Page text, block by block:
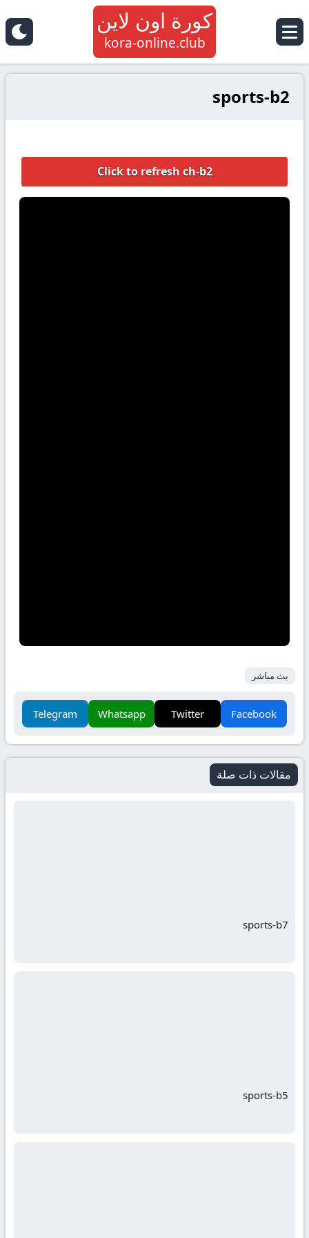
كورة اون لاين
kora-online.club
sports-b2
Click to refresh ch-b2
بث مباشر
Facebook
Twitter
Whatsapp
Telegram
مقالات ذات صلة
sports-b7
sports-b5